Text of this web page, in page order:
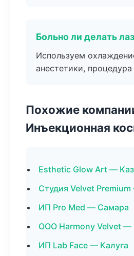
Больно ли делать
Используем
анестетики,
Похожие
Инъекционная
Esthetic Glow Art —
Студия Velvet
ИП Pro Med — Самара
ООО Harmony Velvet —
ИП Lab Face — Калуга